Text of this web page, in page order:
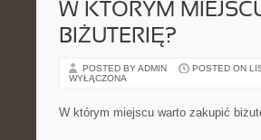
W KTÓRYM
BIŻUTERIĘ?
POSTED BY ADMIN POSTED ON
WYŁĄCZONA
W którym miejscu warto zakupić